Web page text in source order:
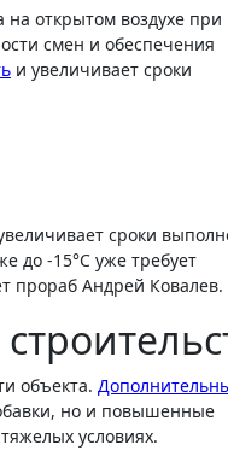
на открытом воздухе при
смен и обеспечения
и увеличивает сроки
сроки
до -15°C уже требует
прораб Андрей Ковалев.
объекта.
но и повышенные
условиях.